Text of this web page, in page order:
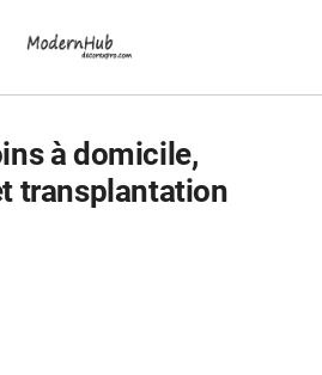
à domicile,
transplantation